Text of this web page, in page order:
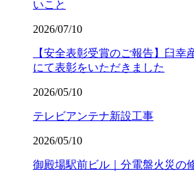
いこと
2026/07/10
【安全表彰受賞のご報告】臼幸
にて表彰をいただきました
2026/05/10
テレビアンテナ新設工事
2026/05/10
御殿場駅前ビル｜分電盤火災の